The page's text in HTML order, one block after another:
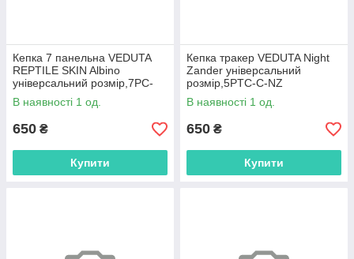
Кепка 7 панельна VEDUTA
REPTILE SKIN Albino
універсальний розмір,7PC-
UV-RSA
В наявності 1 од.
650 ₴
Купити
Кепка тракер VEDUTA Night
Zander універсальний
розмір,5PTC-C-NZ
В наявності 1 од.
650 ₴
Купити